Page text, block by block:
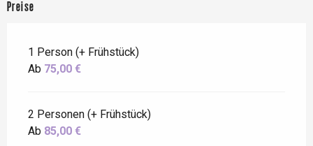
Preise
1 Person (+ Frühstück)
Ab 75,00 €
2 Personen (+ Frühstück)
Ab 85,00 €